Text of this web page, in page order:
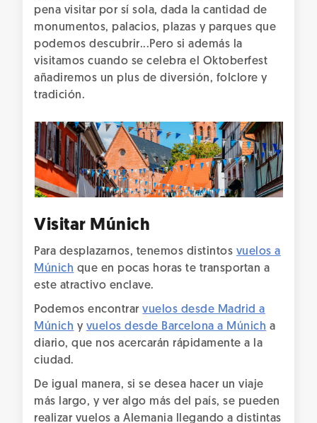
pena visitar por sí sola, dada la cantidad de
monumentos, palacios, plazas y parques que
podemos descubrir...Pero si además la
visitamos cuando se celebra el Oktoberfest
añadiremos un plus de diversión, folclore y
tradición.
Visitar Múnich
Para desplazarnos, tenemos distintos vuelos a
Múnich que en pocas horas te transportan a
este atractivo enclave.
Podemos encontrarvuelos desde Madrid a
Múnich y vuelos desde Barcelona a Múnich a
diario, que nos acercarán rápidamente a la
ciudad.
De igual manera, si se desea hacer un viaje
más largo, y ver algo más del país, se pueden
realizar vuelos a Alemania llegando a distintas